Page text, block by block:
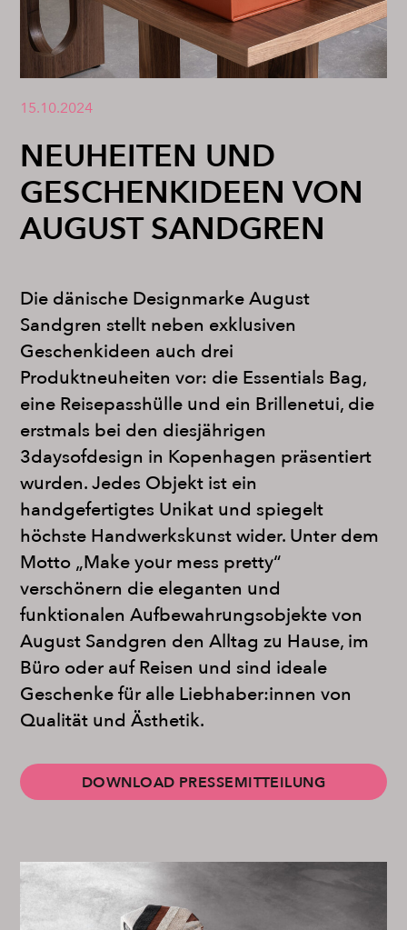
15.10.2024
NEUHEITEN UND
GESCHENKIDEEN VON
AUGUST SANDGREN
Die dänische Designmarke August
Sandgren stellt neben exklusiven
Geschenkideen auch drei
Produktneuheiten vor: die Essentials Bag,
eine Reisepasshülle und ein Brillenetui, die
erstmals bei den diesjährigen
3daysofdesign in Kopenhagen präsentiert
wurden. Jedes Objekt ist ein
handgefertigtes Unikat und spiegelt
höchste Handwerkskunst wider. Unter dem
Motto „Make your mess pretty“
verschönern die eleganten und
funktionalen Aufbewahrungsobjekte von
August Sandgren den Alltag zu Hause, im
Büro oder auf Reisen und sind ideale
Geschenke für alle Liebhaber:innen von
Qualität und Ästhetik.
DOWNLOAD PRESSEMITTEILUNG